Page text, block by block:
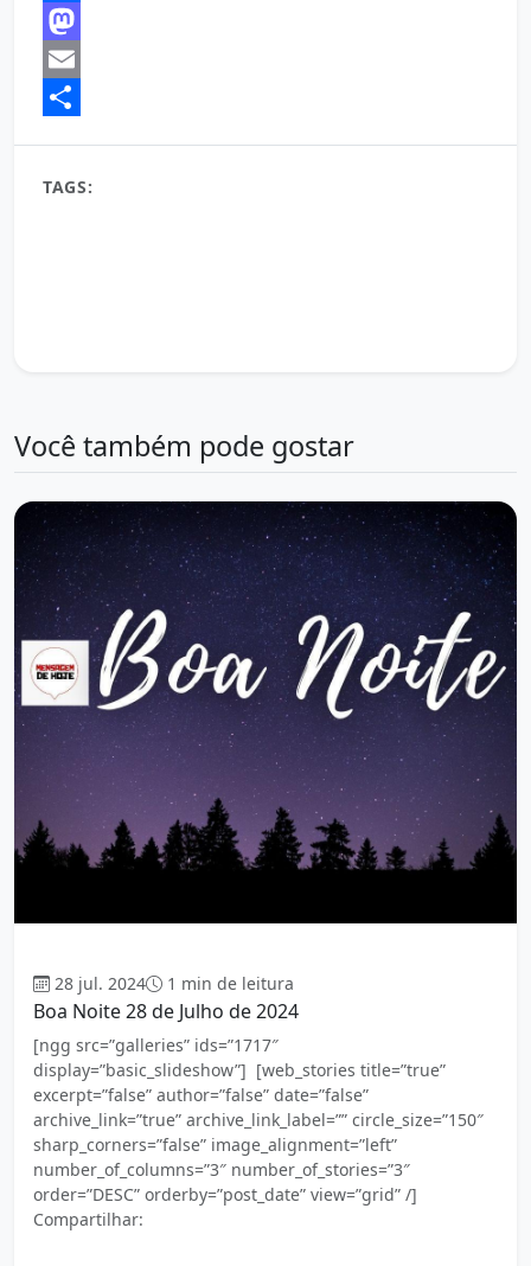
Facebook
Mastodon
Email
TAGS:
Você também pode gostar
28 jul. 2024 1 min de leitura
Boa Noite 28 de Julho de 2024
[ngg src=”galleries” ids=”1717″
display=”basic_slideshow”] [web_stories title=”true”
excerpt=”false” author=”false” date=”false”
archive_link=”true” archive_link_label=”” circle_size=”150″
sharp_corners=”false” image_alignment=”left”
number_of_columns=”3″ number_of_stories=”3″
order=”DESC” orderby=”post_date” view=”grid” /]
Compartilhar: